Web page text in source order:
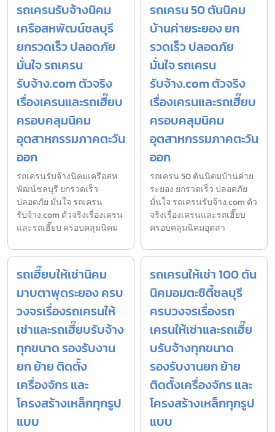
รถเครนรับจ้างนิคม
เครือสหพัฒน์ชลบุรี
ยกรวดเร็ว ปลอดภัย
มั่นใจ รถเครน
รับจ้าง.com ตัวจริง
เรื่องเครนและรถเฮี๊ยบ
ครอบคลุมนิคม
อุตสาหกรรมภาคตะวัน
ออก
รถเครนรับจ้างนิคมเครือสห
พัฒน์ชลบุรี ยกรวดเร็ว
ปลอดภัย มั่นใจ รถเครน
รับจ้าง.com ตัวจริงเรื่องเครน
และรถเฮี๊ยบ ครอบคลุมนิคม
รถเครน 50 ตันนิคม
บ้านค่ายระยอง ยก
รวดเร็ว ปลอดภัย
มั่นใจ รถเครน
รับจ้าง.com ตัวจริง
เรื่องเครนและรถเฮี๊ยบ
ครอบคลุมนิคม
อุตสาหกรรมภาคตะวัน
ออก
รถเครน 50 ตันนิคมบ้านค่าย
ระยอง ยกรวดเร็ว ปลอดภัย
มั่นใจ รถเครนรับจ้าง.com ตัว
จริงเรื่องเครนและรถเฮี๊ยบ
ครอบคลุมนิคมอุตสา
รถเฮี๊ยบให้เช่านิคม
มาบตาพุดระยอง ครบ
วงจรเรื่องรถเครนให้
เช่าและรถเฮี๊ยบรับจ้าง
ทุกขนาด รองรับงาน
ยก ย้าย ติดตั้ง
เครื่องจักร และ
โครงสร้างเหล็กทุกรูป
แบบ
รถเครนให้เช่า 100 ตัน
นิคมอมตะซิตี้ชลบุรี
ครบวงจรเรื่องรถ
เครนให้เช่าและรถเฮี๊ย
บรับจ้างทุกขนาด
รองรับงานยก ย้าย
ติดตั้งเครื่องจักร และ
โครงสร้างเหล็กทุกรูป
แบบ